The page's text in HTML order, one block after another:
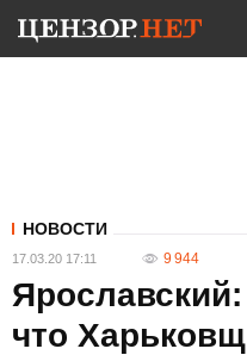
НОВОСТИ
17.03.20 17:11 9 944
что